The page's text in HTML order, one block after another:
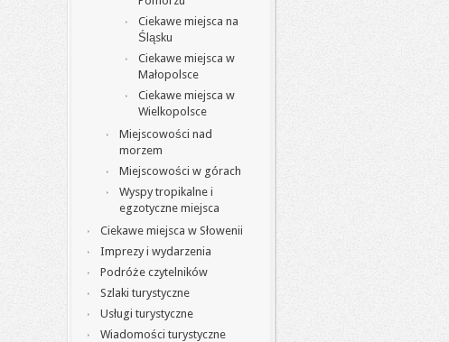
Ciekawe miejsca na
Śląsku
Ciekawe miejsca w
Małopolsce
Ciekawe miejsca w
Wielkopolsce
Miejscowości nad
morzem
Miejscowości w górach
Wyspy tropikalne i
egzotyczne miejsca
Ciekawe miejsca w Słowenii
Imprezy i wydarzenia
Podróże czytelników
Szlaki turystyczne
Usługi turystyczne
Wiadomości turystyczne